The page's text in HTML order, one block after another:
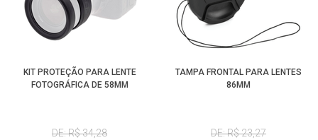
KIT PROTEÇÃO PARA LENTE
FOTOGRÁFICA DE 58MM
DE: R$ 34,28
TAMPA FRONTAL PARA LENTES
86MM
DE: R$ 23,27